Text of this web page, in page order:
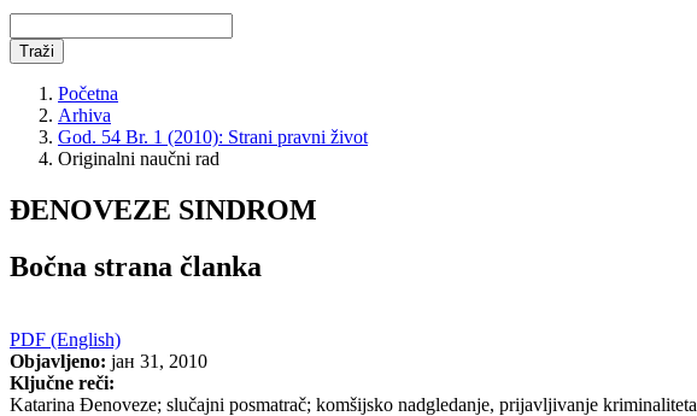
Traži
Početna
Arhiva
God. 54 Br. 1 (2010): Strani pravni život
Originalni naučni rad
ĐENOVEZE SINDROM
Bočna strana članka
PDF (English)
Objavljeno: јан 31, 2010
Ključne reči:
Katarina Đenoveze; slučajni posmatrač; komšijsko nadgledanje, prijavljivanje kriminaliteta